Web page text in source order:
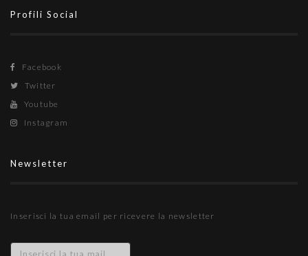
Profili Social
Facebook
Twitter
Youtube
Instagram
Newsletter
Inserisci la tua email per ricevere la newsletter